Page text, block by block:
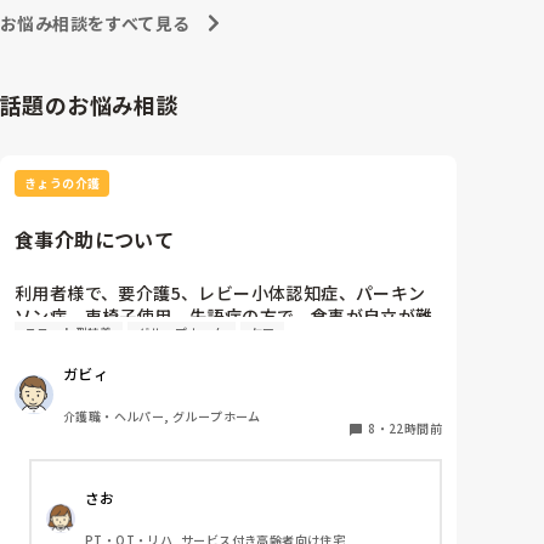
お悩み相談をすべて見る
話題のお悩み相談
きょうの介護
食事介助について
利用者様で、要介護5、レビー小体認知症、パーキン
ソン病、車椅子使用、失語症の方で、食事が自立が難
しくなって来ました。ご飯を、おにぎりにして、ご自
いのおにぎりにしてます。食べられる時とスプーンを
使っても難しい時があります。おかずも、おにぎり同
様、手づかみでたべてもらってる時があるのですが、
難しい時は、職員が介助しています。ご飯は、おにぎ
手づかみは、どうかなと思うのですが、皆さんはどう
思われますか？私は、自分の母親が手づかみで食べて
ユニット型特養 グループホーム ケア
ガビィ
介護職・ヘルパー, グループホーム
8 ・ 22時間前
さお
PT・OT・リハ, サービス付き高齢者向け住宅